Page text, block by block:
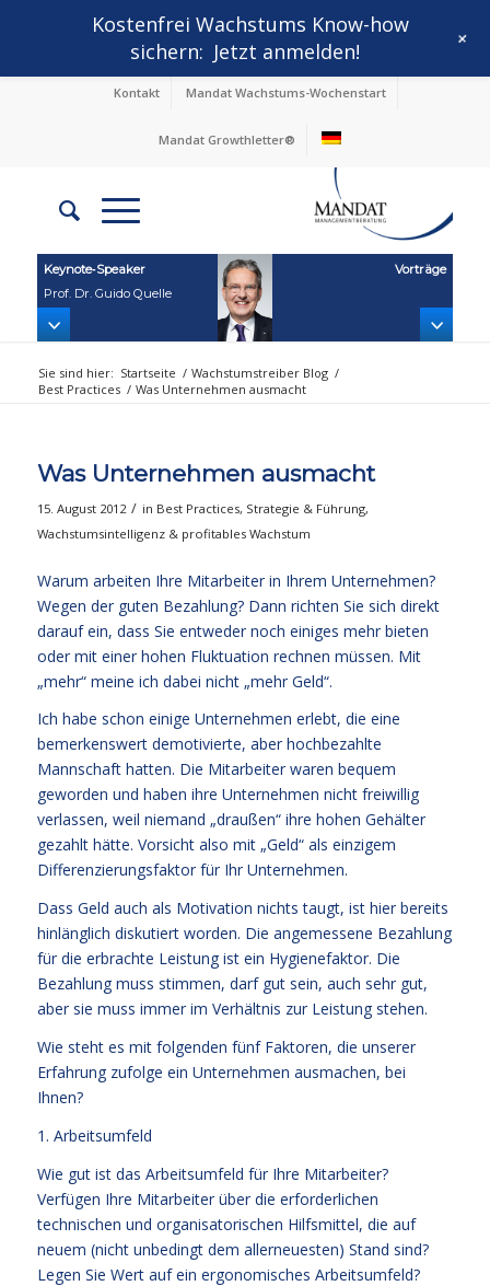
Kontakt Mandat Wachstums-Wochenstart
Mandat Growthletter®
Keynote‑Speaker
Prof. Dr. Guido Quelle
Vorträge
Sie sind hier: Startseite / Wachstumstreiber Blog /
Best Practices / Was Unternehmen ausmacht
Was Unternehmen ausmacht
15. August 2012 / in Best Practices, Strategie & Führung,
Wachstumsintelligenz & profitables Wachstum
Warum arbeiten Ihre Mitarbeiter in Ihrem Unternehmen?
Wegen der guten Bezahlung? Dann richten Sie sich direkt
darauf ein, dass Sie entweder noch einiges mehr bieten
oder mit einer hohen Fluktuation rechnen müssen. Mit
„mehr“ meine ich dabei nicht „mehr Geld“.
Ich habe schon einige Unternehmen erlebt, die eine
bemerkenswert demotivierte, aber hochbezahlte
Mannschaft hatten. Die Mitarbeiter waren bequem
geworden und haben ihre Unternehmen nicht freiwillig
verlassen, weil niemand „draußen“ ihre hohen Gehälter
gezahlt hätte. Vorsicht also mit „Geld“ als einzigem
Differenzierungsfaktor für Ihr Unternehmen.
Dass Geld auch als Motivation nichts taugt, ist hier bereits
hinlänglich diskutiert worden. Die angemessene Bezahlung
für die erbrachte Leistung ist ein Hygienefaktor. Die
Bezahlung muss stimmen, darf gut sein, auch sehr gut,
aber sie muss immer im Verhältnis zur Leistung stehen.
Wie steht es mit folgenden fünf Faktoren, die unserer
Erfahrung zufolge ein Unternehmen ausmachen, bei
Ihnen?
1. Arbeitsumfeld
Wie gut ist das Arbeitsumfeld für Ihre Mitarbeiter?
Verfügen Ihre Mitarbeiter über die erforderlichen
technischen und organisatorischen Hilfsmittel, die auf
neuem (nicht unbedingt dem allerneuesten) Stand sind?
Legen Sie Wert auf ein ergonomisches Arbeitsumfeld?
Kostenfrei Wachstums Know-how
sichern: Jetzt anmelden! +